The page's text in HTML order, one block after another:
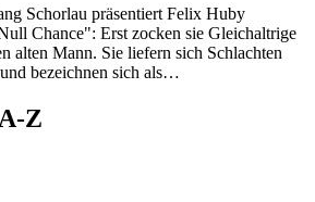
Schorlau präsentiert Felix Huby
Chance": Erst zocken sie Gleichaltrige
alten Mann. Sie liefern sich Schlachten
bezeichnen sich als…
Z